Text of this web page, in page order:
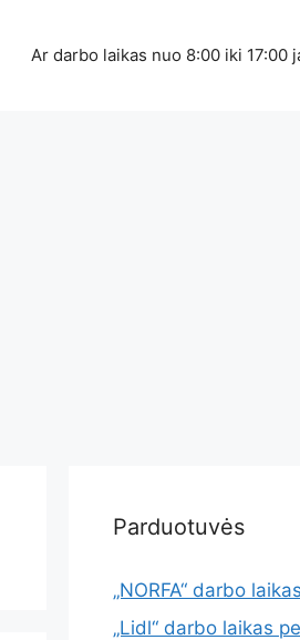
Ar darbo laikas nuo 8:00 iki 17:00
Parduotuvės
„NORFA“ darbo
„Lidl“ darbo laikas